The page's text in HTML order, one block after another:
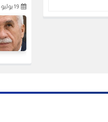
19 يوليو 2026